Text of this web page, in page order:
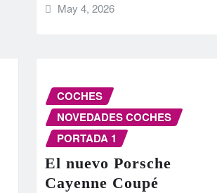
May 4, 2026
COCHES
NOVEDADES COCHES
PORTADA 1
El nuevo Porsche
Cayenne Coupé